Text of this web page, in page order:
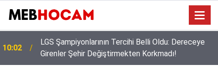
09:02
Bakan Yusuf Tekin Başkanlığında Şırnak’ta 81 İl
Müdürüyle Eğitim Zirvesi